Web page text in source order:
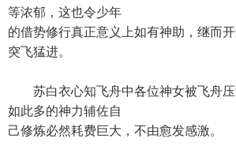
等浓郁，这也令少年
的借势修行真正意义上如有神助，继而
突飞猛进。
苏白衣心知飞舟中各位神女被飞舟压
如此多的神力辅佐自
己修炼必然耗费巨大，不由愈发感激。